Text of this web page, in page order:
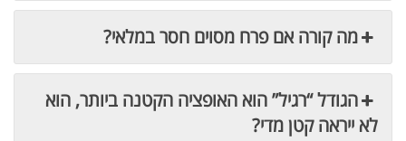
מה קורה אם פרח מסוים חסר במלאי?
הגודל “רגיל” הוא האופציה הקטנה ביותר, הוא
לא ייראה קטן מדי?